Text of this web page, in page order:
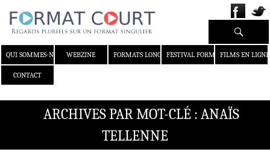
QUI SOMMES-NOUS ?WEBZINE FORMATS LONGS FESTIVAL FORMAT COURT
FILMS EN LIGNE
CONTACT
Recherche
ARCHIVES PAR MOT-CLÉ : ANAÏS
TELLENNE